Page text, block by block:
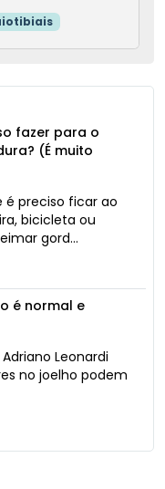
fazer para o
(É muito
é preciso ficar ao
bicicleta ou
gord…
é normal e
Leonardi
no joelho podem